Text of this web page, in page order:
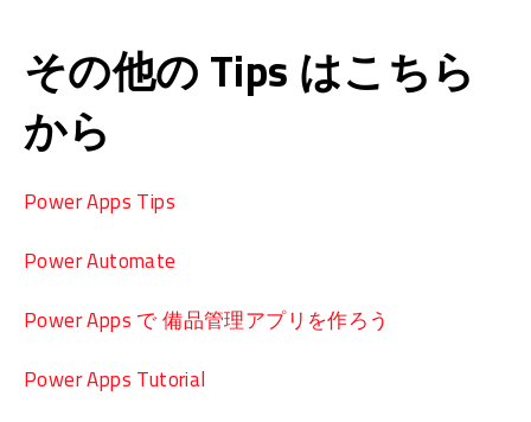
その他の Tips はこちら
から
Power Apps Tips
Power Automate
Power Apps で 備品管理アプリを作ろう
Power Apps Tutorial